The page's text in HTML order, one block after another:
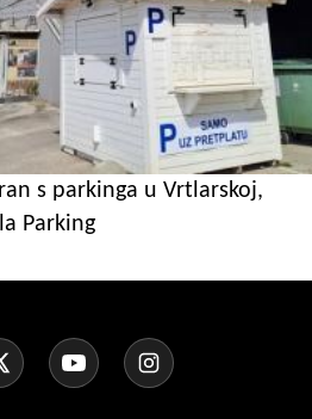
s parkinga u Vrtlarskoj,
Parking